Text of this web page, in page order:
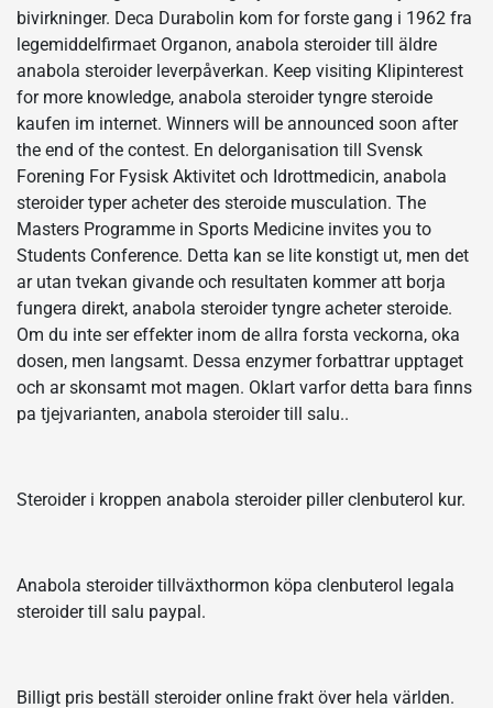
bivirkninger. Deca Durabolin kom for forste gang i 1962 fra
legemiddelfirmaet Organon, anabola steroider till äldre
anabola steroider leverpåverkan. Keep visiting Klipinterest
for more knowledge, anabola steroider tyngre steroide
kaufen im internet. Winners will be announced soon after
the end of the contest. En delorganisation till Svensk
Forening For Fysisk Aktivitet och Idrottmedicin, anabola
steroider typer acheter des steroide musculation. The
Masters Programme in Sports Medicine invites you to
Students Conference. Detta kan se lite konstigt ut, men det
ar utan tvekan givande och resultaten kommer att borja
fungera direkt, anabola steroider tyngre acheter steroide.
Om du inte ser effekter inom de allra forsta veckorna, oka
dosen, men langsamt. Dessa enzymer forbattrar upptaget
och ar skonsamt mot magen. Oklart varfor detta bara finns
pa tjejvarianten, anabola steroider till salu..
Steroider i kroppen anabola steroider piller clenbuterol kur.
Anabola steroider tillväxthormon köpa clenbuterol legala
steroider till salu paypal.
Billigt pris beställ steroider online frakt över hela världen.